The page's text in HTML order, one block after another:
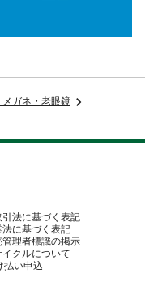
メガネ・老眼鏡
引法に基づく表記
法に基づく表記
管理者標識の掲示
クルについて
払い申込